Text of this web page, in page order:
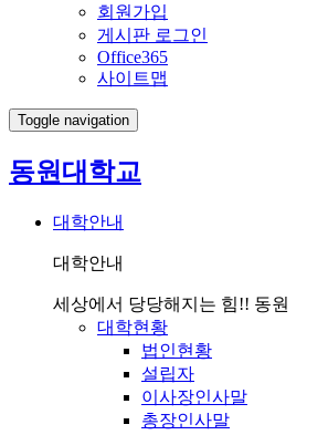
회원가입
게시판 로그인
Office365
사이트맵
Toggle navigation
동원대학교
대학안내
대학안내
세상에서 당당해지는 힘!! 동원
대학현황
법인현황
설립자
이사장인사말
총장인사말